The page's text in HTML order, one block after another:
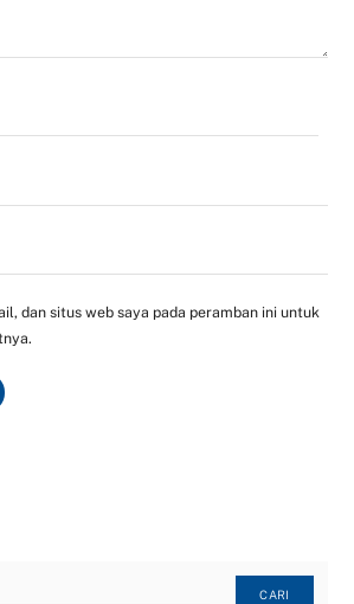
dan situs web saya pada peramban ini untuk
CARI